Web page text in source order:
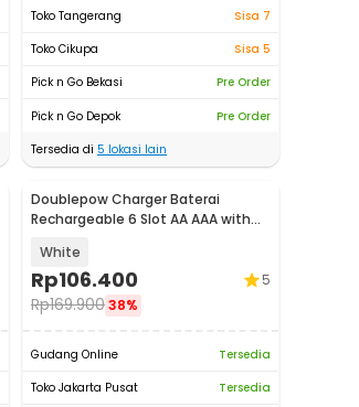
Toko Tangerang
Sisa 7
Toko Cikupa
Sisa 5
Pick n Go Bekasi
Pre Order
Pick n Go Depok
Pre Order
Tersedia di 5 lokasi lain
Doublepow Charger Baterai
Rechargeable 6 Slot AA AAA with
White
Rp106.400
Rp169.90038%
5
Gudang Online
Tersedia
Toko Jakarta Pusat
Tersedia